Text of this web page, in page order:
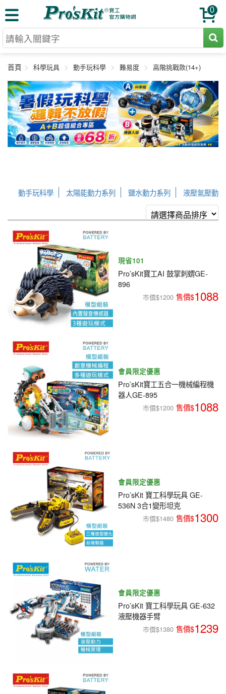
0
壓著鉗
網路壓著鉗
扳手工具
起子工具
手鉗工具
精密鑷子
綜合工具
工具組
電焊烙鐵
周邊配件
烙鐵頭
光纖系列
三用電錶
各式鉤錶
驗電筆
A+B 組合
高階挑戰款
課程教材
小賽車系列
多合一系列
售後服務
聯絡客服
舊換新方案
新品上市
工具組合
首頁 科學玩具 動手玩科學 難易度 高階挑戰款(14+)
動手玩科學 太陽能動力系列 鹽水動力系列
液壓氣壓動
陀螺儀系列
發條
彈簧系列
風力動力系列 機械齒輪系列 會員專屬
現省101
Pro’sKit寶工AI 鼓掌刺蝟GE-
896
市價$1200 1088
會員限定優惠
Pro’sKit寶工五合一機械編程機
器人GE-895
市價$1200 1088
會員限定優惠
Pro’sKit 寶工科學玩具 GE-
536N 3合1變形坦克
市價$1480 1300
會員限定優惠
Pro’sKit 寶工科學玩具 GE-632
液壓機器手臂
市價$1380 1239